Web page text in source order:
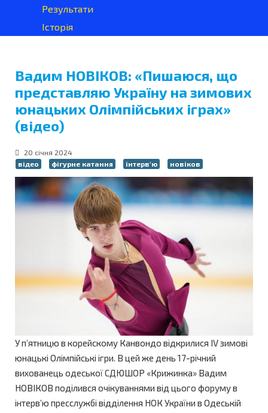
Результати
Історія
Вадим НОВІКОВ: «Пишаюся, що
представляю Україну на зимових
юнацьких Олімпійських іграх»
(відео)
20 січня 2024
відео
фігурне катання інтерв'ю новіков
У п’ятницю в корейскому Канвондо відкрилися IV зимові
юнацькі Олімпійські ігри. В цей же день 17-річний
вихованець одеської СДЮШОР «Крижинка» Вадим
НОВIКОВ поділився очікуваннями від цього форуму в
інтервʼю пресслужбі відділення НОК України в Одеській